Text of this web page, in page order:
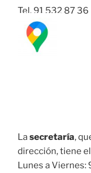
Tel. 91 532 87 36
Lasecretaría,
dirección, tiene
Lunes a Viernes: